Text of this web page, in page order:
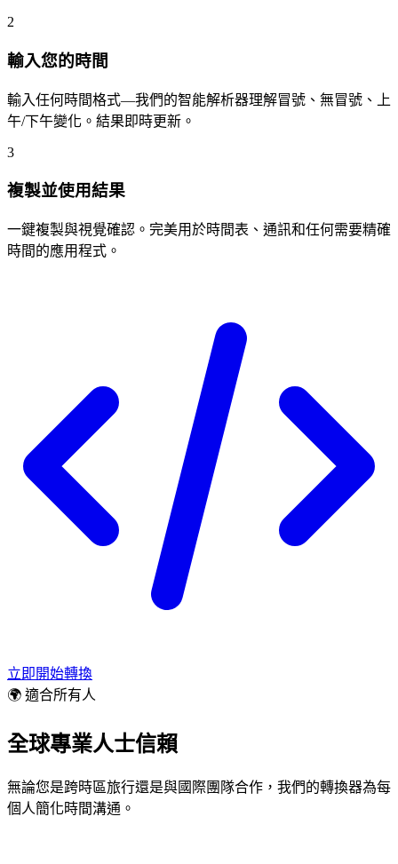
2
輸入您的時間
輸入任何時間格式—我們的智能解析器理解冒號、無冒號、上
午/下午變化。結果即時更新。
3
複製並使用結果
一鍵複製與視覺確認。完美用於時間表、通訊和任何需要精確
時間的應用程式。
立即開始轉換
🌍 適合所有人
全球專業人士信賴
無論您是跨時區旅行還是與國際團隊合作，我們的轉換器為每
個人簡化時間溝通。